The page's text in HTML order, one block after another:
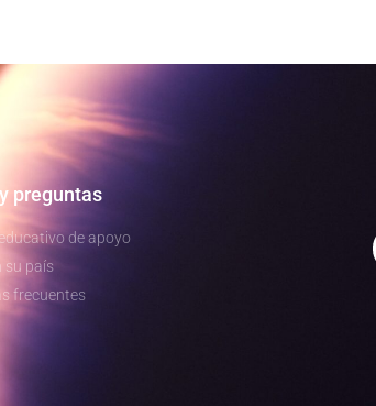
preguntas
de apoyo
su país
frecuentes